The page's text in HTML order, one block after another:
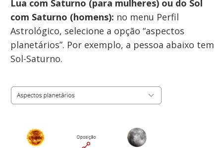
Lua com Saturno (para mulheres) ou do Sol
com Saturno (homens): no menu Perfil
Astrológico, selecione a opção “aspectos
planetários”. Por exemplo, a pessoa abaixo tem
Sol-Saturno.